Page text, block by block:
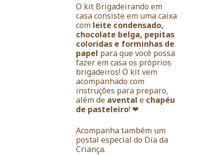
O kit Brigadeirando em
casa consiste em uma caixa
com leite condensado,
chocolate belga, pepitas
coloridas e forminhas de
papel para que você possa
fazer em casa os próprios
brigadeiros! O kit vem
acompanhado com
instruções para preparo,
além de avental e chapéu
de pasteleiro! ❤
Acompanha também um
postal especial do Dia da
Criança.